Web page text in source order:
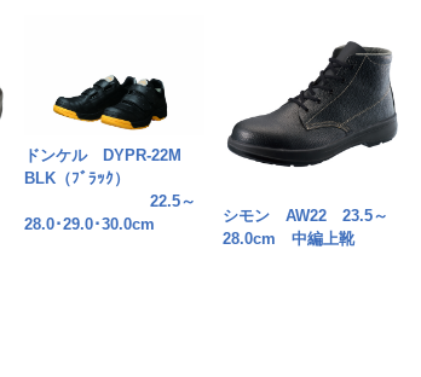
ドンケル DYPR-22M
BLK（ﾌﾞﾗｯｸ）
22.5～
28.0･29.0･30.0cm
シモン AW22 23.5～
28.0cm 中編上靴